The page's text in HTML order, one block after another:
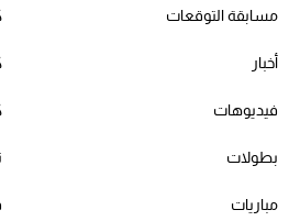
مسابقة التوقعات
أخبار
فيديوهات
بطولات
مباريات